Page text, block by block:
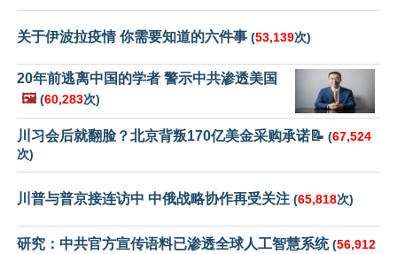
关于伊波拉疫情 你需要知道的六件事 (53,139次)
20年前逃离中国的学者 警示中共渗透美国
🖼️ (60,283次)
川习会后就翻脸？北京背叛170亿美金采购承诺📝 (67,524
次)
川普与普京接连访中 中俄战略协作再受关注 (65,818次)
研究：中共官方宣传语料已渗透全球人工智慧系统(56,912